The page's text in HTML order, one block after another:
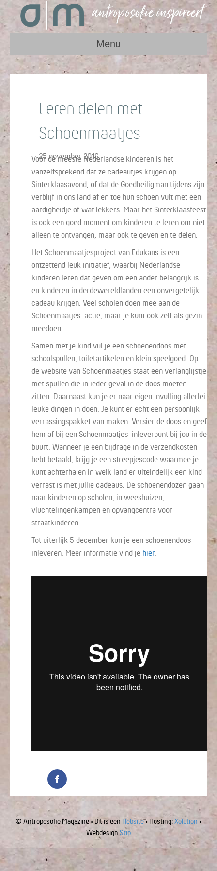
Menu
Leren delen met
Schoenmaatjes
25 november 2016
Voor de meeste Nederlandse kinderen is het
vanzelfsprekend dat ze cadeautjes krijgen op
Sinterklaasavond, of dat de Goedheiligman tijdens zijn
verblijf in ons land af en toe hun schoen vult met een
aardigheidje of wat lekkers. Maar het Sinterklaasfeest
is ook een goed moment om kinderen te leren om niet
alleen te ontvangen, maar ook te geven en te delen.
Het Schoenmaatjesproject van Edukans is een
ontzettend leuk initiatief, waarbij Nederlandse
kinderen leren dat geven om een ander belangrijk is
en kinderen in derdewereldlanden een onvergetelijk
cadeau krijgen. Veel scholen doen mee aan de
Schoenmaatjes-actie, maar je kunt ook zelf als gezin
meedoen.
Samen met je kind vul je een schoenendoos met
schoolspullen, toiletartikelen en klein speelgoed. Op
de website van Schoenmaatjes staat een verlanglijstje
met spullen die in ieder geval in de doos moeten
zitten. Daarnaast kun je er naar eigen invulling allerlei
leuke dingen in doen. Je kunt er echt een persoonlijk
verrassingspakket van maken. Versier de doos en geef
hem af bij een Schoenmaatjes-inleverpunt bij jou in de
buurt. Wanneer je een bijdrage in de verzendkosten
hebt betaald, krijg je een streepjescode waarmee je
kunt achterhalen in welk land er uiteindelijk een kind
verrast is met jullie cadeaus. De schoenendozen gaan
naar kinderen op scholen, in weeshuizen,
vluchtelingenkampen en opvangcentra voor
straatkinderen.
Tot uiterlijk 5 december kun je een schoenendoos
inleveren. Meer informatie vind je hier
© Antroposofie Magazine • Dit is een Hebsite• Hosting:Xolution •
Webdesign Stip